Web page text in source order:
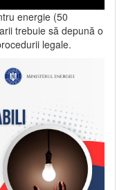
energie (50
trebuie să depună o
legale.